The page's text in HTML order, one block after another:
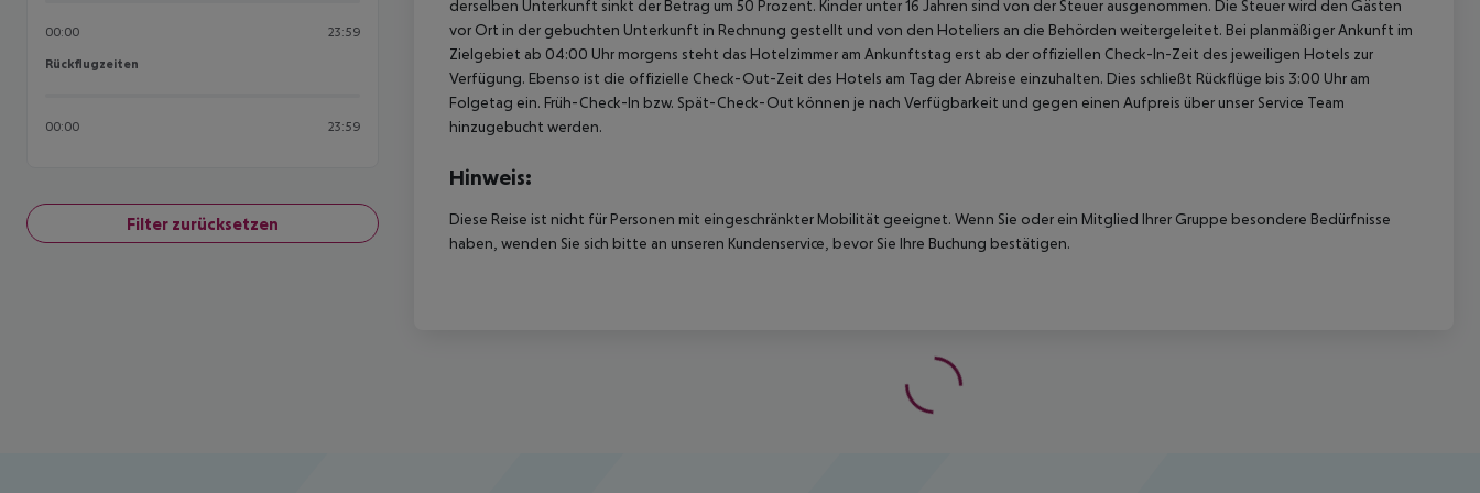
00:00 23:59
Rückflugzeiten
Rückflugzeiten
00:00 23:59
Filter zurücksetzen
derselben Unterkunft sinkt der Betrag um 50 Prozent. Kinder unter 16 Jahren sind von der Steuer ausgenommen. Die Steuer wird den Gästen
vor Ort in der gebuchten Unterkunft in Rechnung gestellt und von den Hoteliers an die Behörden weitergeleitet. Bei planmäßiger Ankunft im
Zielgebiet ab 04:00 Uhr morgens steht das Hotelzimmer am Ankunftstag erst ab der offiziellen Check-In-Zeit des jeweiligen Hotels zur
Verfügung. Ebenso ist die offizielle Check-Out-Zeit des Hotels am Tag der Abreise einzuhalten. Dies schließt Rückflüge bis 3:00 Uhr am
Folgetag ein. Früh-Check-In bzw. Spät-Check-Out können je nach Verfügbarkeit und gegen einen Aufpreis über unser Service Team
hinzugebucht werden.
Hinweis:
Diese Reise ist nicht für Personen mit eingeschränkter Mobilität geeignet. Wenn Sie oder ein Mitglied Ihrer Gruppe besondere Bedürfnisse
haben, wenden Sie sich bitte an unseren Kundenservice, bevor Sie Ihre Buchung bestätigen.